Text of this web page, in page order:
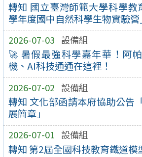
轉知 國立臺灣師範大學科學教
學年度國中自然科學生物實驗
2026-07-03 設備組
🚀 暑假最強科學嘉年華！阿
機、AI科技通通在這裡！
2026-07-02 設備組
轉知 文化部函請本府協助公告
展簡章」
2026-07-01 設備組
轉知 第2屆全國科技教育鐵道模